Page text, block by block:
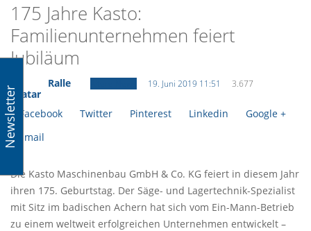
175 Jahre Kasto:
Familienunternehmen feiert
Jubiläum
Ralle 19. Juni 2019 11:51 3.677
Facebook Twitter Pinterest Linkedin
Google +
Email
Die Kasto Maschinenbau GmbH & Co. KG feiert in diesem Jahr
ihren 175. Geburtstag. Der Säge- und Lagertechnik-Spezialist
mit Sitz im badischen Achern hat sich vom Ein-Mann-Betrieb
zu einem weltweit erfolgreichen Unternehmen entwickelt –
Newsletter